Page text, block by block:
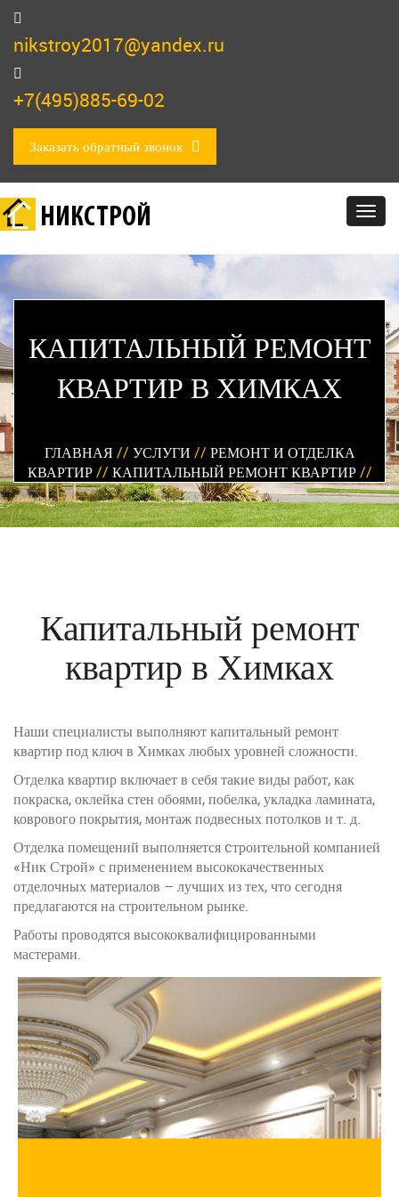
nikstroy2017@yandex.ru
+7(495)885-69-02
Заказать обратный звонок
НИКСТРОЙ
КАПИТАЛЬНЫЙ РЕМОНТ
КВАРТИР В ХИМКАХ
ГЛАВНАЯ // УСЛУГИ // РЕМОНТ И ОТДЕЛКА
КВАРТИР // КАПИТАЛЬНЫЙ РЕМОНТ КВАРТИР //
Капитальный ремонт
квартир в Химках
Наши специалисты выполняют капитальный ремонт
квартир под ключ в Химках любых уровней сложности.
Отделка квартир включает в себя такие виды работ, как
покраска, оклейка стен обоями, побелка, укладка ламината,
коврового покрытия, монтаж подвесных потолков и т. д.
Отделка помещений выполняется cтроительной компанией
«Ник Строй» с применением высококачественных
отделочных материалов – лучших из тех, что сегодня
предлагаются на строительном рынке.
Работы проводятся высококвалифицированными
мастерами.